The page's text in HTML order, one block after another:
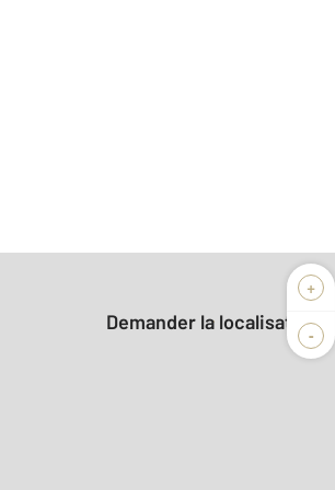
+
-
Demander la localisation